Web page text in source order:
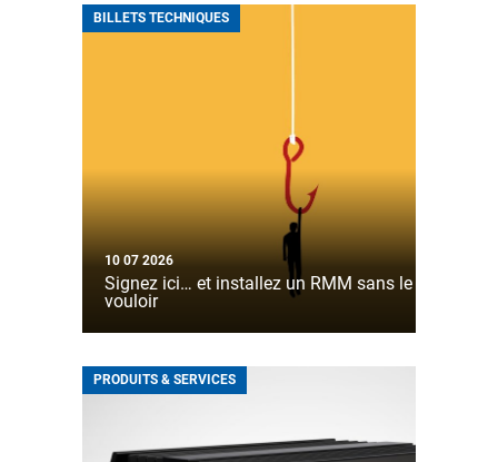
BILLETS TECHNIQUES
10 07 2026
Signez ici… et installez un RMM sans le
vouloir
PRODUITS & SERVICES